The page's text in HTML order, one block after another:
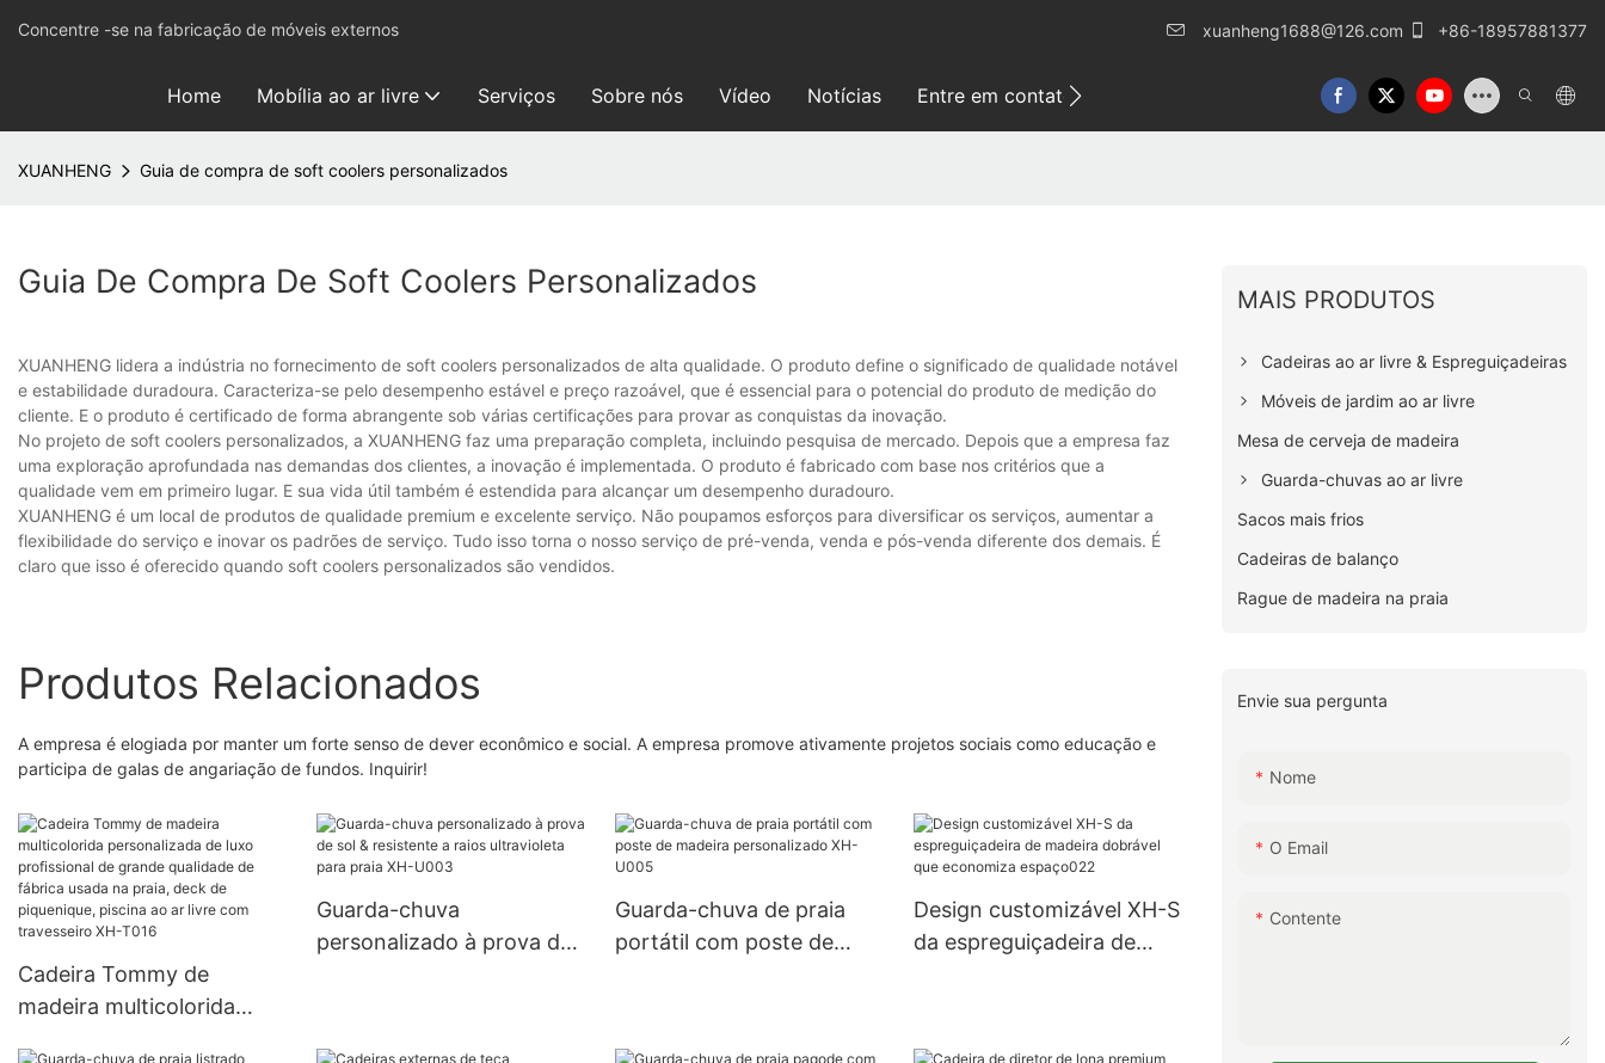
Concentre -se na fabricação de móveis externos xuanheng1688@126.com +86-18957881377
Home Mobília ao ar livre Serviços Sobre nós Vídeo Notícias Entre em contato conosco
XUANHENG Guia de compra de soft coolers personalizados
Guia De Compra De Soft Coolers Personalizados
XUANHENG lidera a indústria no fornecimento de soft coolers personalizados de alta qualidade. O produto define o significado de qualidade notável
e estabilidade duradoura. Caracteriza-se pelo desempenho estável e preço razoável, que é essencial para o potencial do produto de medição do
cliente. E o produto é certificado de forma abrangente sob várias certificações para provar as conquistas da inovação.
No projeto de soft coolers personalizados, a XUANHENG faz uma preparação completa, incluindo pesquisa de mercado. Depois que a empresa faz
uma exploração aprofundada nas demandas dos clientes, a inovação é implementada. O produto é fabricado com base nos critérios que a
qualidade vem em primeiro lugar. E sua vida útil também é estendida para alcançar um desempenho duradouro.
XUANHENG é um local de produtos de qualidade premium e excelente serviço. Não poupamos esforços para diversificar os serviços, aumentar a
flexibilidade do serviço e inovar os padrões de serviço. Tudo isso torna o nosso serviço de pré-venda, venda e pós-venda diferente dos demais. É
claro que isso é oferecido quando soft coolers personalizados são vendidos.
Produtos Relacionados
A empresa é elogiada por manter um forte senso de dever econômico e social. A empresa promove ativamente projetos sociais como educação e
participa de galas de angariação de fundos. Inquirir!
Cadeira Tommy de
madeira multicolorida
Guarda-chuva
personalizado à prova de
Guarda-chuva de praia
portátil com poste de
Design customizável XH-S
da espreguiçadeira de
MAIS PRODUTOS
Cadeiras ao ar livre & Espreguiçadeiras
Móveis de jardim ao ar livre
Mesa de cerveja de madeira
Guarda-chuvas ao ar livre
Sacos mais frios
Cadeiras de balanço
Rague de madeira na praia
Envie sua pergunta
Nome
O Email
Contente